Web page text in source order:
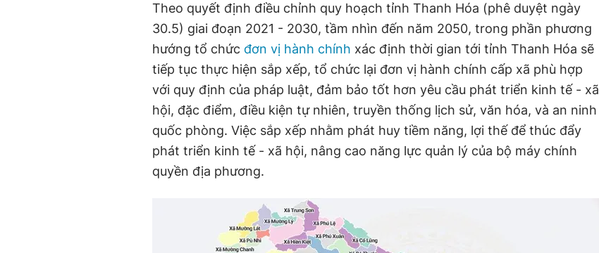
Theo quyết định điều chỉnh quy hoạch tỉnh Thanh Hóa (phê duyệt ngày
30.5) giai đoạn 2021 - 2030, tầm nhìn đến năm 2050, trong phần phương
hướng tổ chức đơn vị hành chính xác định thời gian tới tỉnh Thanh Hóa sẽ
tiếp tục thực hiện sắp xếp, tổ chức lại đơn vị hành chính cấp xã phù hợp
với quy định của pháp luật, đảm bảo tốt hơn yêu cầu phát triển kinh tế - xã
hội, đặc điểm, điều kiện tự nhiên, truyền thống lịch sử, văn hóa, và an ninh
quốc phòng. Việc sắp xếp nhằm phát huy tiềm năng, lợi thế để thúc đẩy
phát triển kinh tế - xã hội, nâng cao năng lực quản lý của bộ máy chính
quyền địa phương.